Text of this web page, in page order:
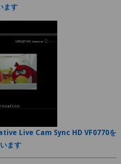
ます
Live Cam Sync HD VF0770を
ます